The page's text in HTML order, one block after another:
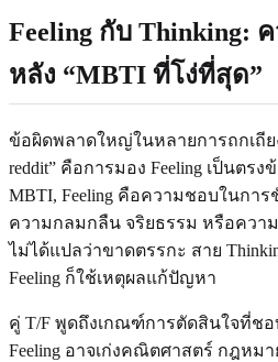
Feeling กับ Thinking:
หลัง “MBTI ที่โง่ที่สุด”
ข้อผิดพลาดใหญ่ในหลายการถกเถีย
reddit” คือการมอง Feeling เป็นตร
MBTI, Feeling คือความชอบในก
ความกลมกลืน จริยธรรม หรือควา
ไม่ได้แปลว่าขาดตรรกะ สาย
Feeling ก็ใช้เหตุผลแก้ปัญหา
คู่ T/F พูดถึงเกณฑ์การตัดสินใจที่ช
Feeling อาจเก่งคณิตศาสตร์ กฎหม